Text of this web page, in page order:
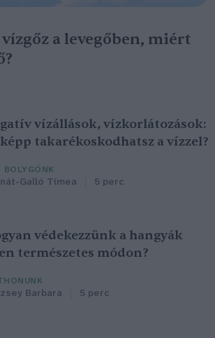
a levegőben, miért
vízállások, vízkorlátozások:
takarékoskodhatsz a vízzel?
BOLYGÓNK
Galló Tímea 5 perc
védekezzünk a hangyák
természetes módon?
Barbara 5 perc